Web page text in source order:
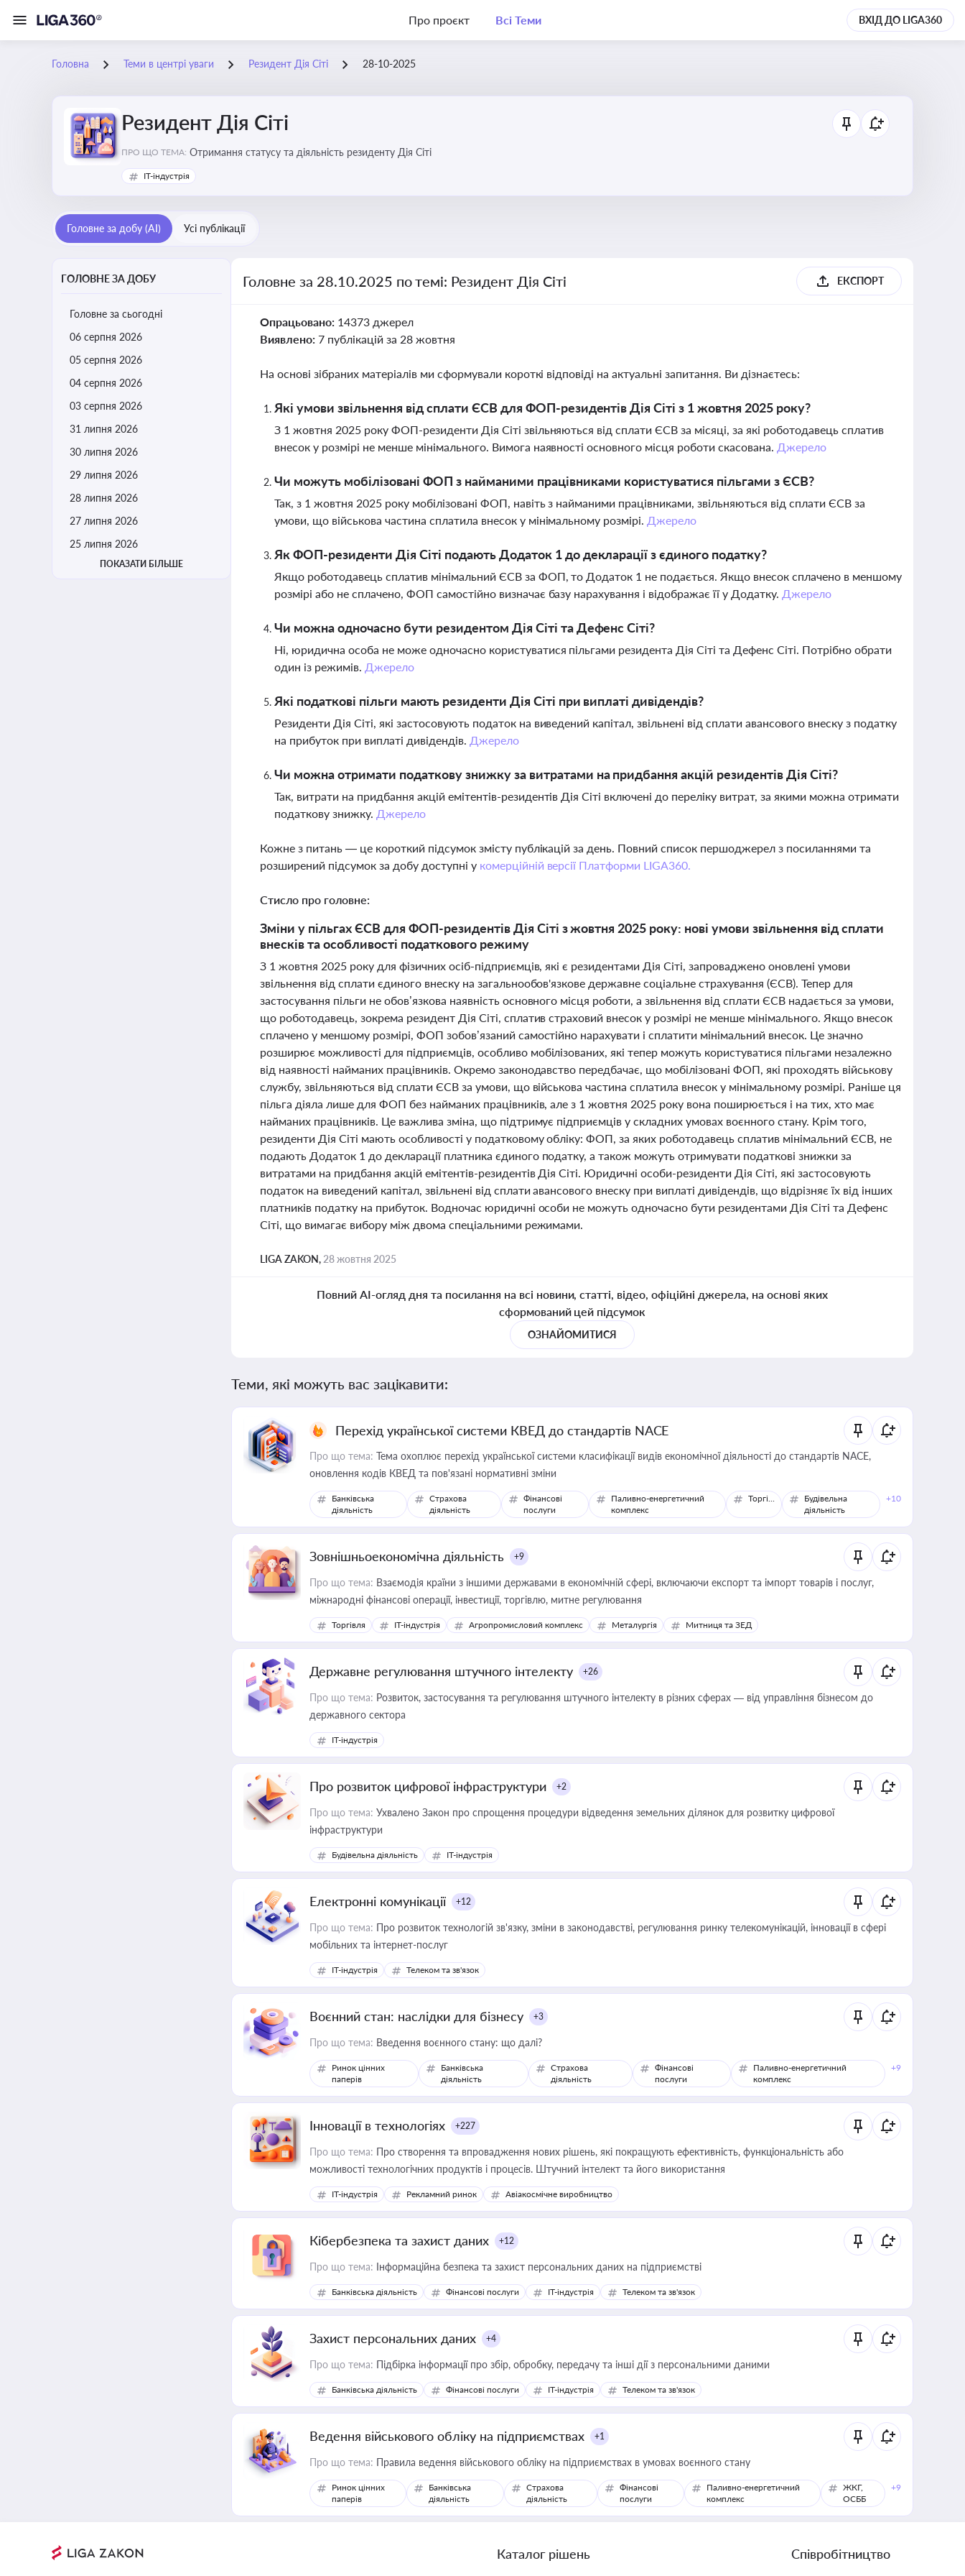
Про проєкт Всі Теми ВХІД ДО LIGA360
Головна Теми в центрі уваги Резидент Дія Сіті 28-10-2025
Резидент Дія Сіті
ПРО ЩО ТЕМА: Отримання статусу та діяльність резиденту Дія Сіті
IT-індустрія
Головне за добу (AI) Усі публікації
ГОЛОВНЕ ЗА ДОБУ
Головне за сьогодні
06 серпня 2026
05 серпня 2026
04 серпня 2026
03 серпня 2026
31 липня 2026
30 липня 2026
29 липня 2026
28 липня 2026
27 липня 2026
25 липня 2026
ПОКАЗАТИ БІЛЬШЕ
Головне за 28.10.2025 по темі: Резидент Дія Сіті ЕКСПОРТ
Опрацьовано: 14373 джерел
Виявлено: 7 публікацій за 28 жовтня
На основі зібраних матеріалів ми сформували короткі відповіді на актуальні запитання. Ви дізнаєтесь:
Які умови звільнення від сплати ЄСВ для ФОП-резидентів Дія Сіті з 1 жовтня 2025 року?
З 1 жовтня 2025 року ФОП-резиденти Дія Сіті звільняються від сплати ЄСВ за місяці, за які роботодавець сплатив
внесок у розмірі не менше мінімального. Вимога наявності основного місця роботи скасована. Джерело
Чи можуть мобілізовані ФОП з найманими працівниками користуватися пільгами з ЄСВ?
Так, з 1 жовтня 2025 року мобілізовані ФОП, навіть з найманими працівниками, звільняються від сплати ЄСВ за
умови, що військова частина сплатила внесок у мінімальному розмірі. Джерело
Як ФОП-резиденти Дія Сіті подають Додаток 1 до декларації з єдиного податку?
Якщо роботодавець сплатив мінімальний ЄСВ за ФОП, то Додаток 1 не подається. Якщо внесок сплачено в меншому
розмірі або не сплачено, ФОП самостійно визначає базу нарахування і відображає її у Додатку. Джерело
Чи можна одночасно бути резидентом Дія Сіті та Дефенс Сіті?
Ні, юридична особа не може одночасно користуватися пільгами резидента Дія Сіті та Дефенс Сіті. Потрібно обрати
один із режимів. Джерело
Які податкові пільги мають резиденти Дія Сіті при виплаті дивідендів?
Резиденти Дія Сіті, які застосовують податок на виведений капітал, звільнені від сплати авансового внеску з податку
на прибуток при виплаті дивідендів. Джерело
Чи можна отримати податкову знижку за витратами на придбання акцій резидентів Дія Сіті?
Так, витрати на придбання акцій емітентів-резидентів Дія Сіті включені до переліку витрат, за якими можна отримати
податкову знижку. Джерело
Кожне з питань — це короткий підсумок змісту публікацій за день. Повний список першоджерел з посиланнями та
розширений підсумок за добу доступні у комерційній версії Платформи LIGA360.
Стисло про головне:
Зміни у пільгах ЄСВ для ФОП-резидентів Дія Сіті з жовтня 2025 року: нові умови звільнення від сплати
внесків та особливості податкового режиму
З 1 жовтня 2025 року для фізичних осіб-підприємців, які є резидентами Дія Сіті, запроваджено оновлені умови
звільнення від сплати єдиного внеску на загальнообов'язкове державне соціальне страхування (ЄСВ). Тепер для
застосування пільги не обов’язкова наявність основного місця роботи, а звільнення від сплати ЄСВ надається за умови,
що роботодавець, зокрема резидент Дія Сіті, сплатив страховий внесок у розмірі не менше мінімального. Якщо внесок
сплачено у меншому розмірі, ФОП зобов’язаний самостійно нарахувати і сплатити мінімальний внесок. Це значно
розширює можливості для підприємців, особливо мобілізованих, які тепер можуть користуватися пільгами незалежно
від наявності найманих працівників. Окремо законодавство передбачає, що мобілізовані ФОП, які проходять військову
службу, звільняються від сплати ЄСВ за умови, що військова частина сплатила внесок у мінімальному розмірі. Раніше ця
пільга діяла лише для ФОП без найманих працівників, але з 1 жовтня 2025 року вона поширюється і на тих, хто має
найманих працівників. Це важлива зміна, що підтримує підприємців у складних умовах воєнного стану. Крім того,
резиденти Дія Сіті мають особливості у податковому обліку: ФОП, за яких роботодавець сплатив мінімальний ЄСВ, не
подають Додаток 1 до декларації платника єдиного податку, а також можуть отримувати податкові знижки за
витратами на придбання акцій емітентів-резидентів Дія Сіті. Юридичні особи-резиденти Дія Сіті, які застосовують
податок на виведений капітал, звільнені від сплати авансового внеску при виплаті дивідендів, що відрізняє їх від інших
платників податку на прибуток. Водночас юридичні особи не можуть одночасно бути резидентами Дія Сіті та Дефенс
Сіті, що вимагає вибору між двома спеціальними режимами.
LIGA ZAKON, 28 жовтня 2025
Повний AI-огляд дня та посилання на всі новини, статті, відео, офіційні джерела, на основі яких
сформований цей підсумок
ОЗНАЙОМИТИСЯ
Теми, які можуть вас зацікавити:
Перехід української системи КВЕД до стандартів NACE
Про що тема: Тема охоплює перехід української системи класифікації видів економічної діяльності до стандартів NACE,
оновлення кодів КВЕД та пов'язані нормативні зміни
Банківська
діяльність
Страхова
діяльність
Фінансові
послуги
Паливно-енергетичний
комплекс
Торгівля
Будівельна
діяльність
+10
Зовнішньоекономічна діяльність +9
Про що тема: Взаємодія країни з іншими державами в економічній сфері, включаючи експорт та імпорт товарів і послуг,
міжнародні фінансові операції, інвестиції, торгівлю, митне регулювання
Торгівля IT-індустрія Агропромисловий комплекс Металургія Митниця та ЗЕД
Державне регулювання штучного інтелекту +26
Про що тема: Розвиток, застосування та регулювання штучного інтелекту в різних сферах — від управління бізнесом до
державного сектора
IT-індустрія
Про розвиток цифрової інфраструктури +2
Про що тема: Ухвалено Закон про спрощення процедури відведення земельних ділянок для розвитку цифрової
інфраструктури
Будівельна діяльність IT-індустрія
Електронні комунікації +12
Про що тема: Про розвиток технологій зв'язку, зміни в законодавстві, регулювання ринку телекомунікацій, інновації в сфері
мобільних та інтернет-послуг
IT-індустрія Телеком та зв'язок
Воєнний стан: наслідки для бізнесу +3
Про що тема: Введення воєнного стану: що далі?
Ринок цінних
паперів
Банківська
діяльність
Страхова
діяльність
Фінансові
послуги
Паливно-енергетичний
комплекс
+9
Інновації в технологіях +227
Про що тема: Про створення та впровадження нових рішень, які покращують ефективність, функціональність або
можливості технологічних продуктів і процесів. Штучний інтелект та його використання
IT-індустрія Рекламний ринок Авіакосмічне виробництво
Кібербезпека та захист даних +12
Про що тема: Інформаційна безпека та захист персональних даних на підприємстві
Банківська діяльність Фінансові послуги IT-індустрія Телеком та зв'язок
Захист персональних даних +4
Про що тема: Підбірка інформації про збір, обробку, передачу та інші дії з персональними даними
Банківська діяльність Фінансові послуги IT-індустрія Телеком та зв'язок
Ведення військового обліку на підприємствах +1
Про що тема: Правила ведення військового обліку на підприємствах в умовах воєнного стану
Ринок цінних
паперів
Банківська
діяльність
Страхова
діяльність
Фінансові
послуги
Паливно-енергетичний
комплекс
ЖКГ,
ОСББ
+9
Каталог рішень Співробітництво